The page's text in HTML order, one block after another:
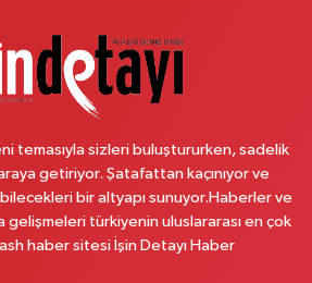
Sokak 54 A
Yol Tarifi Al
Arkası Sokak 16 B Aktif International
temasıyla sizleri buluştururken, sadelik
getiriyor. Şatafattan kaçınıyor ve
bir altyapı sunuyor.Haberler ve
türkiyenin uluslararası en çok
haber sitesi İşin Detayı Haber